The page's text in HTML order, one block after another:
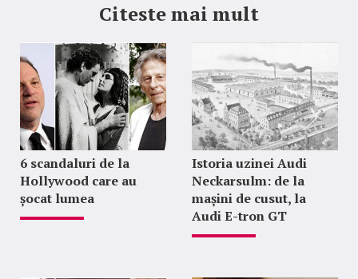
Citeste mai mult
6 scandaluri de la
Hollywood care au
șocat lumea
Istoria uzinei Audi
Neckarsulm: de la
mașini de cusut, la
Audi E-tron GT